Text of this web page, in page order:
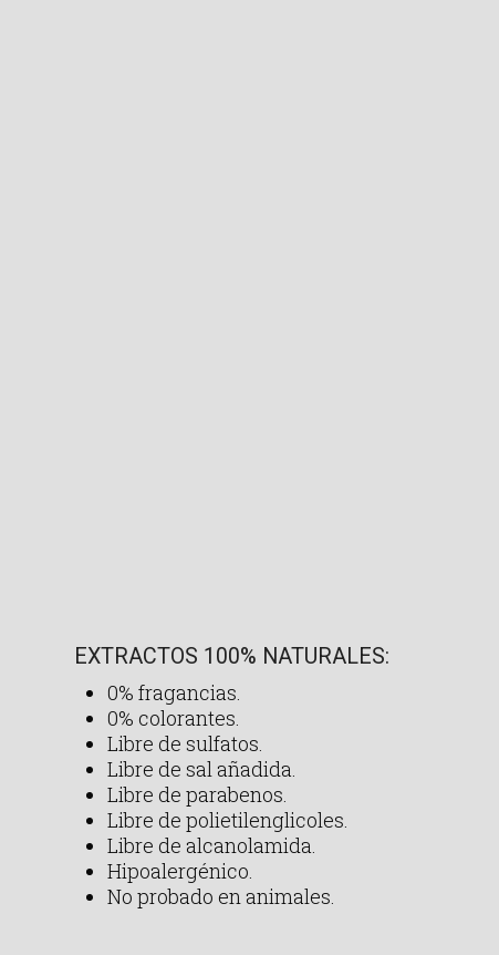
EXTRACTOS 100% NATURALES:
0% fragancias.
0% colorantes.
Libre de sulfatos.
Libre de sal añadida.
Libre de parabenos.
Libre de polietilenglicoles.
Libre de alcanolamida.
Hipoalergénico.
No probado en animales.